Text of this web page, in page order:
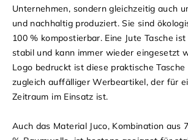
Unternehmen, sondern gleichzeitig auch
und nachhaltig produziert. Sie sind
100 % kompostierbar. Eine Jute Tasche
stabil und kann immer wieder eingesetzt
Logo bedruckt ist diese praktische
zugleich auffälliger Werbeartikel, der für
Zeitraum im Einsatz ist.
Auch das Material Juco, Kombination aus